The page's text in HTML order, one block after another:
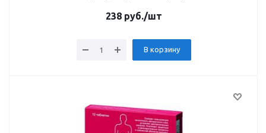
238руб./шт
В корзину